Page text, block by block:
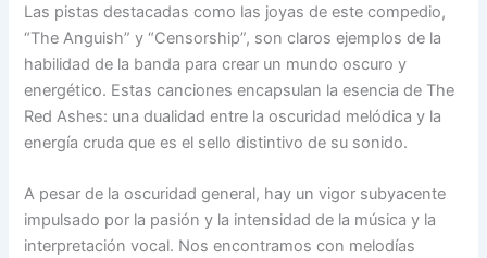
Las pistas destacadas como las joyas de este compedio,
“The Anguish” y “Censorship”, son claros ejemplos de la
habilidad de la banda para crear un mundo oscuro y
energético. Estas canciones encapsulan la esencia de The
Red Ashes: una dualidad entre la oscuridad melódica y la
energía cruda que es el sello distintivo de su sonido.
A pesar de la oscuridad general, hay un vigor subyacente
impulsado por la pasión y la intensidad de la música y la
interpretación vocal. Nos encontramos con melodías